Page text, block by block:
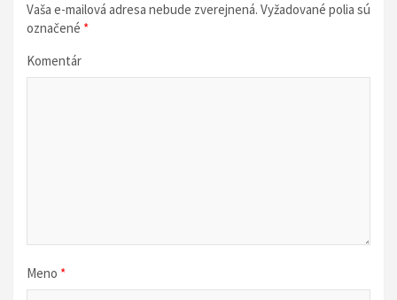
Vaša e-mailová adresa nebude zverejnená. Vyžadované polia sú
označené *
Komentár
Meno *